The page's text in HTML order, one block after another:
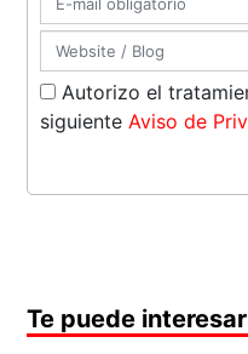
Autorizo el
siguienteAviso de
Te puede interesar